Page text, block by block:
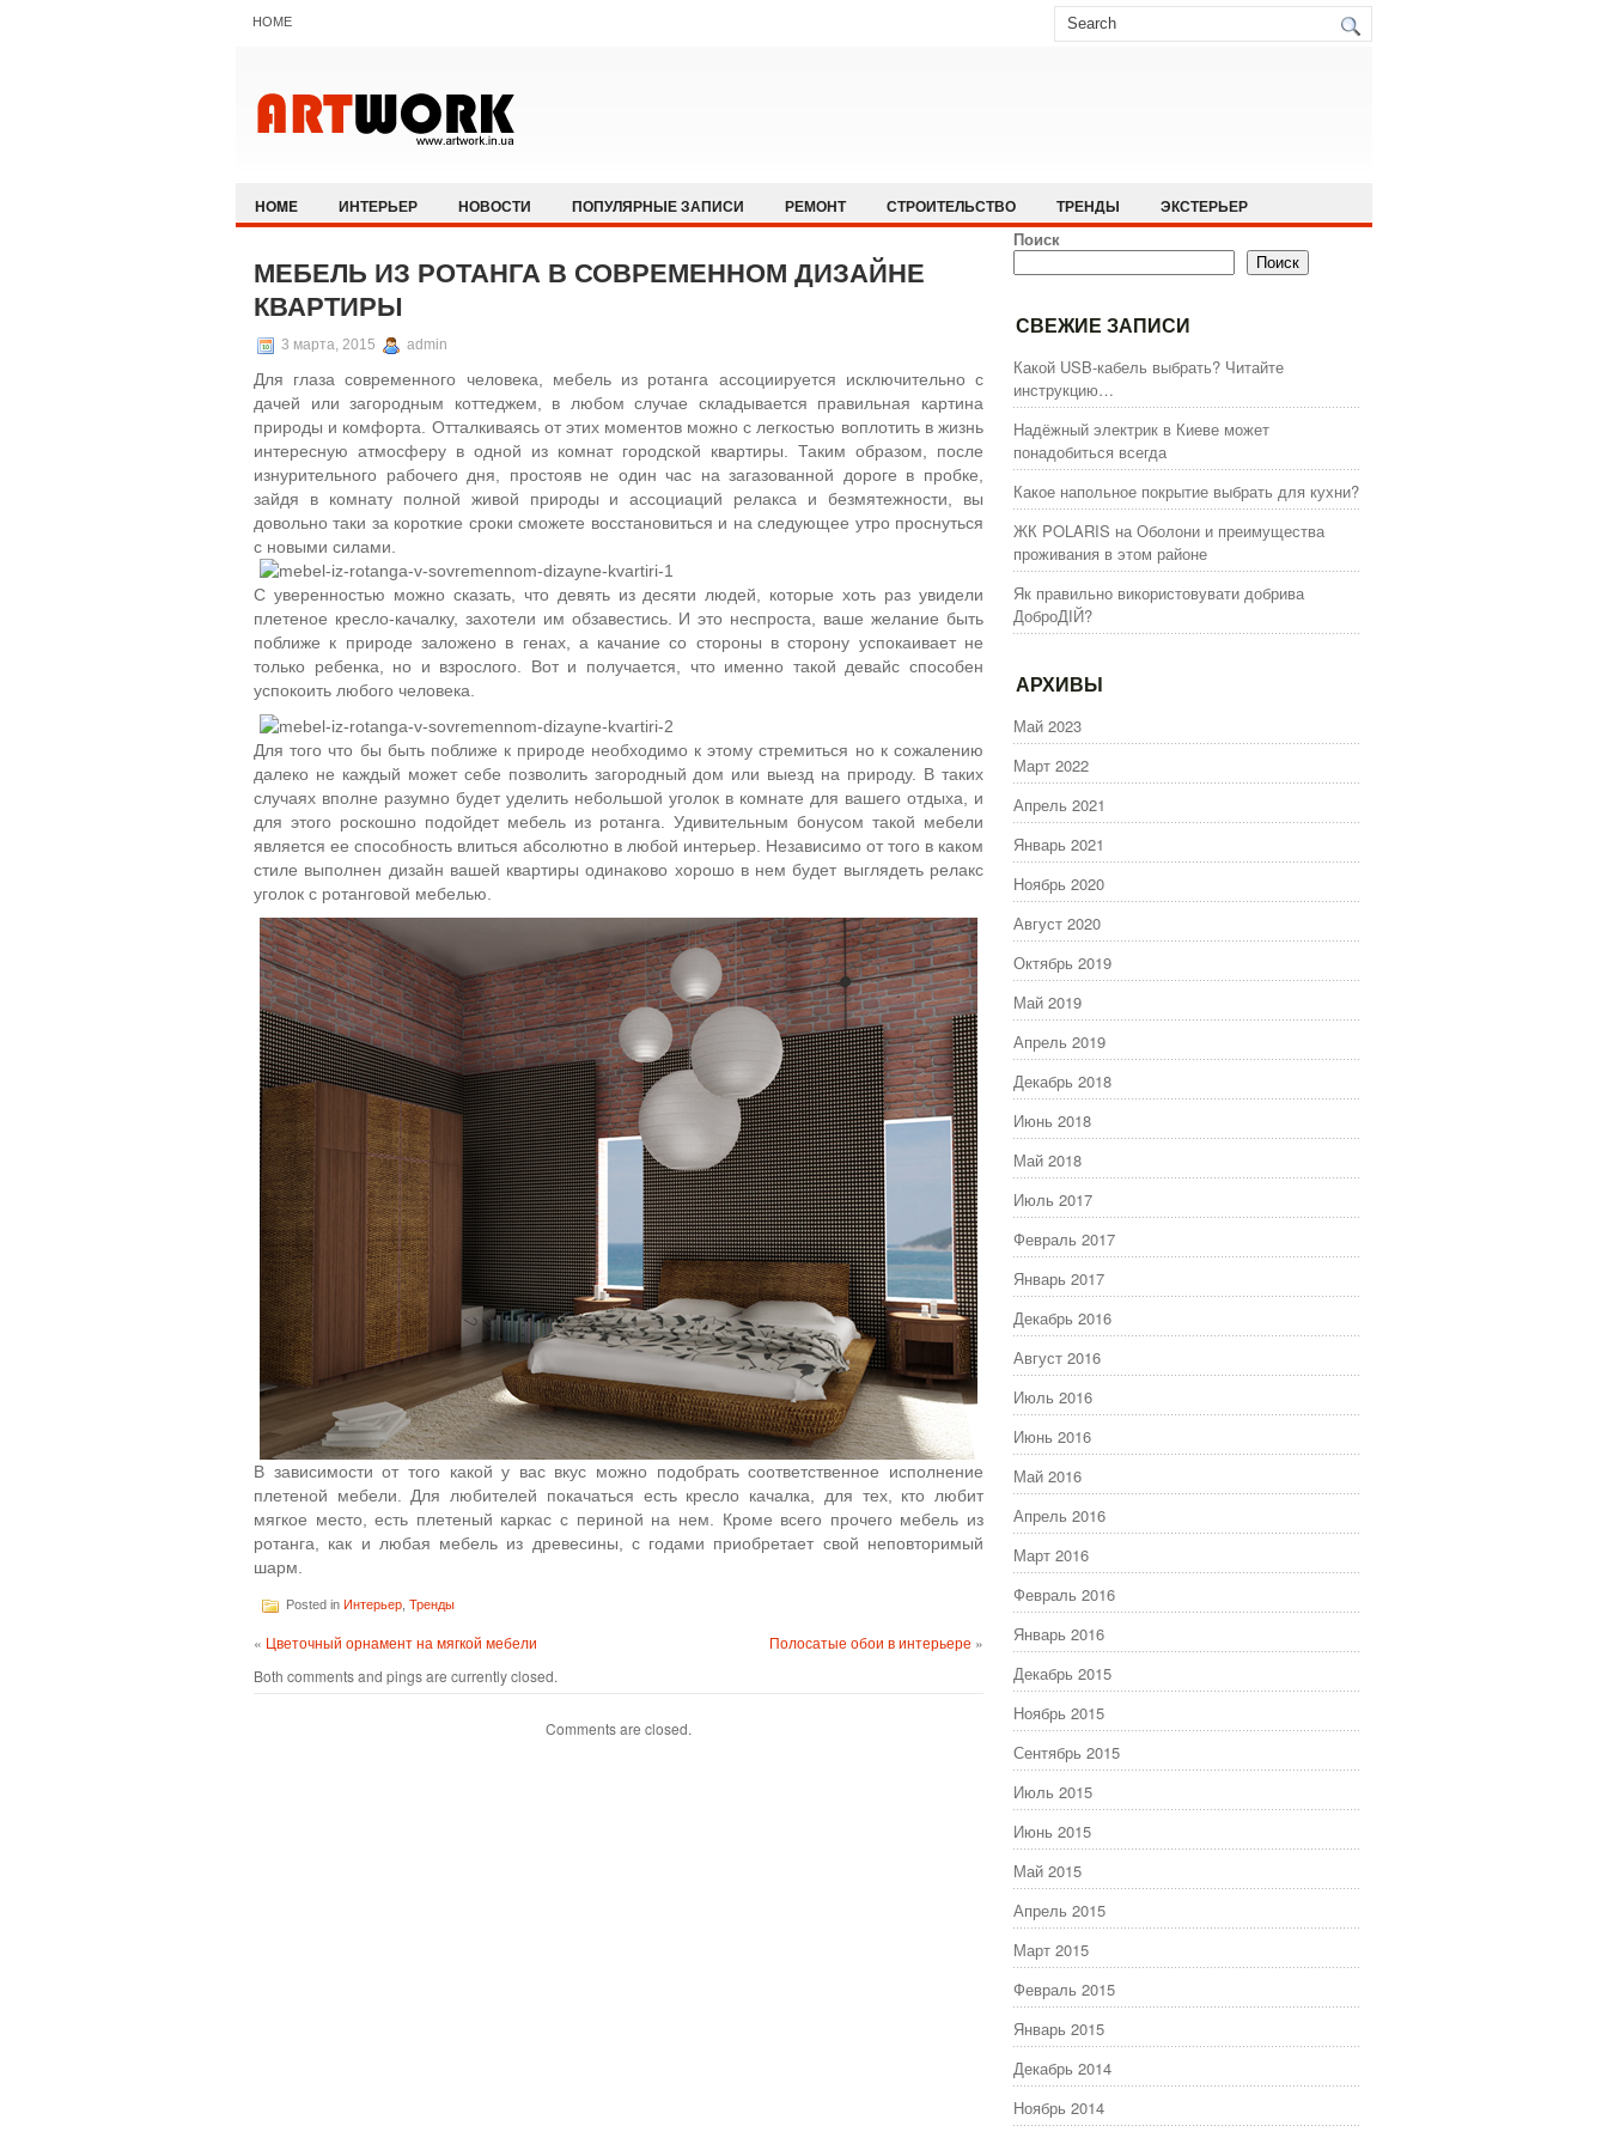
HOME
HOME ИНТЕРЬЕР НОВОСТИ ПОПУЛЯРНЫЕ ЗАПИСИ РЕМОНТ СТРОИТЕЛЬСТВО ТРЕНДЫ ЭКСТЕРЬЕР
МЕБЕЛЬ ИЗ РОТАНГА В СОВРЕМЕННОМ ДИЗАЙНЕ
КВАРТИРЫ
3 марта, 2015 admin
Для глаза современного человека, мебель из ротанга ассоциируется исключительно с
дачей или загородным коттеджем, в любом случае складывается правильная картина
природы и комфорта. Отталкиваясь от этих моментов можно с легкостью воплотить в жизнь
интересную атмосферу в одной из комнат городской квартиры. Таким образом, после
изнурительного рабочего дня, простояв не один час на загазованной дороге в пробке,
зайдя в комнату полной живой природы и ассоциаций релакса и безмятежности, вы
довольно таки за короткие сроки сможете восстановиться и на следующее утро проснуться
с новыми силами.
С уверенностью можно сказать, что девять из десяти людей, которые хоть раз увидели
плетеное кресло-качалку, захотели им обзавестись. И это неспроста, ваше желание быть
поближе к природе заложено в генах, а качание со стороны в сторону успокаивает не
только ребенка, но и взрослого. Вот и получается, что именно такой девайс способен
успокоить любого человека.
Для того что бы быть поближе к природе необходимо к этому стремиться но к сожалению
далеко не каждый может себе позволить загородный дом или выезд на природу. В таких
случаях вполне разумно будет уделить небольшой уголок в комнате для вашего отдыха, и
для этого роскошно подойдет мебель из ротанга. Удивительным бонусом такой мебели
является ее способность влиться абсолютно в любой интерьер. Независимо от того в каком
стиле выполнен дизайн вашей квартиры одинаково хорошо в нем будет выглядеть релакс
уголок с ротанговой мебелью.
В зависимости от того какой у вас вкус можно подобрать соответственное исполнение
плетеной мебели. Для любителей покачаться есть кресло качалка, для тех, кто любит
мягкое место, есть плетеный каркас с периной на нем. Кроме всего прочего мебель из
ротанга, как и любая мебель из древесины, с годами приобретает свой неповторимый
шарм.
Posted in Интерьер Тренды
« Цветочный орнамент на мягкой мебели Полосатые обои в интерьере »
Both comments and pings are currently closed.
Comments are closed.
Поиск
Поиск
СВЕЖИЕ ЗАПИСИ
Какой USB-кабель выбрать? Читайте
инструкцию…
Надёжный электрик в Киеве может
понадобиться всегда
Какое напольное покрытие выбрать для кухни?
ЖК POLARIS на Оболони и преимущества
проживания в этом районе
Як правильно використовувати добрива
ДоброДІЙ?
АРХИВЫ
Май 2023
Март 2022
Апрель 2021
Январь 2021
Ноябрь 2020
Август 2020
Октябрь 2019
Май 2019
Апрель 2019
Декабрь 2018
Июнь 2018
Май 2018
Июль 2017
Февраль 2017
Январь 2017
Декабрь 2016
Август 2016
Июль 2016
Июнь 2016
Май 2016
Апрель 2016
Март 2016
Февраль 2016
Январь 2016
Декабрь 2015
Ноябрь 2015
Сентябрь 2015
Июль 2015
Июнь 2015
Май 2015
Апрель 2015
Март 2015
Февраль 2015
Январь 2015
Декабрь 2014
Ноябрь 2014